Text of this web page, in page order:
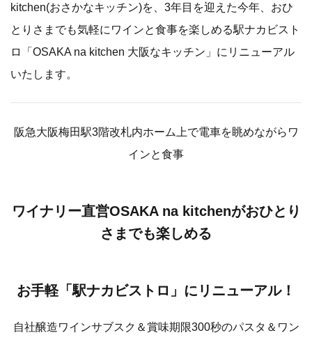
kitchen(おさかなキッチン)を、3年目を迎えた今年、おひ
とりさまでも気軽にワインと食事を楽しめる駅ナカビスト
ロ「OSAKA na kitchen 大阪なキッチン」にリニューアル
いたします。
阪急大阪梅田駅3階改札内ホーム上で電車を眺めながらワ
インと食事
ワイナリー直営OSAKA na kitchenがおひとり
さまでも楽しめる
お手軽「駅ナカビストロ」にリニューアル！
自社醸造ワインサブスク＆賞味期限300秒のパスタ＆ワン